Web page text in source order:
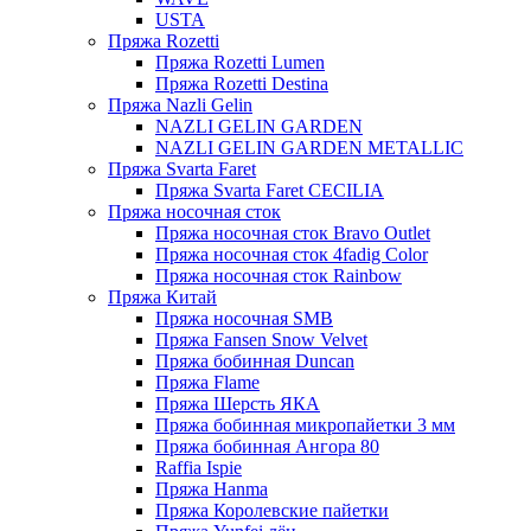
USTA
Пряжа Rozetti
Пряжа Rozetti Lumen
Пряжа Rozetti Destina
Пряжа Nazli Gelin
NAZLI GELIN GARDEN
NAZLI GELIN GARDEN METALLIC
Пряжа Svarta Faret
Пряжа Svarta Faret CECILIA
Пряжа носочная сток
Пряжа носочная сток Bravo Outlet
Пряжа носочная сток 4fadig Color
Пряжа носочная сток Rainbow
Пряжа Китай
Пряжа носочная SMB
Пряжа Fansen Snow Velvet
Пряжа бобинная Duncan
Пряжа Flame
Пряжа Шерсть ЯКА
Пряжа бобинная микропайетки 3 мм
Пряжа бобинная Ангора 80
Raffia Ispie
Пряжа Hanma
Пряжа Королевские пайетки